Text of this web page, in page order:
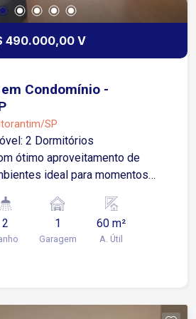
490.000,00 V
Condomínio -
SP
ótimo aproveitamento de
e praticidade para o dia a dia.
piso térreo e 1 banheiro
Gourmet
demarcação na avenida
2 1
Garagem
60 m²
A. Útil